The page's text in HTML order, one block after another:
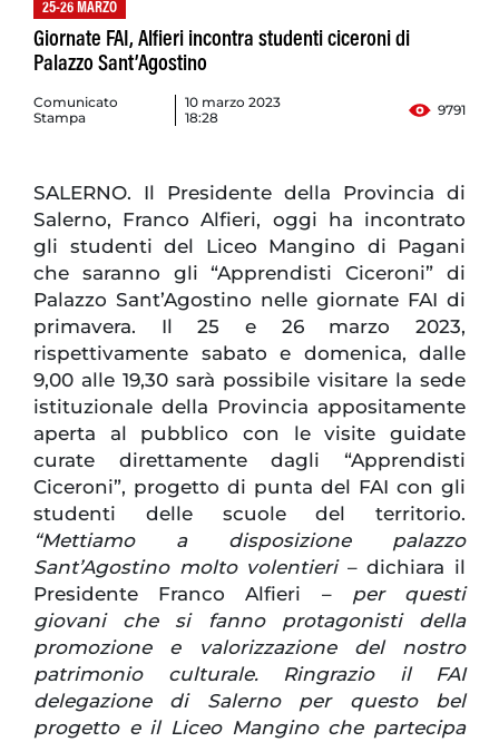
25-26 MARZO
Giornate FAI, Alfieri incontra studenti ciceroni di
Palazzo Sant’Agostino
Comunicato
Stampa
10 marzo 2023
18:28
9791
SALERNO. Il Presidente della Provincia di
Salerno, Franco Alfieri, oggi ha incontrato
gli studenti del Liceo Mangino di Pagani
che saranno gli “Apprendisti Ciceroni” di
Palazzo Sant’Agostino nelle giornate FAI di
primavera. Il 25 e 26 marzo 2023,
rispettivamente sabato e domenica, dalle
9,00 alle 19,30 sarà possibile visitare la sede
istituzionale della Provincia appositamente
aperta al pubblico con le visite guidate
curate direttamente dagli “Apprendisti
Ciceroni”, progetto di punta del FAI con gli
studenti delle scuole del territorio.
“Mettiamo a disposizione palazzo
Sant’Agostino molto volentieri – dichiara il
Presidente Franco Alfieri – per questi
giovani che si fanno protagonisti della
promozione e valorizzazione del nostro
patrimonio culturale. Ringrazio il FAI
delegazione di Salerno per questo bel
progetto e il Liceo Mangino che partecipa